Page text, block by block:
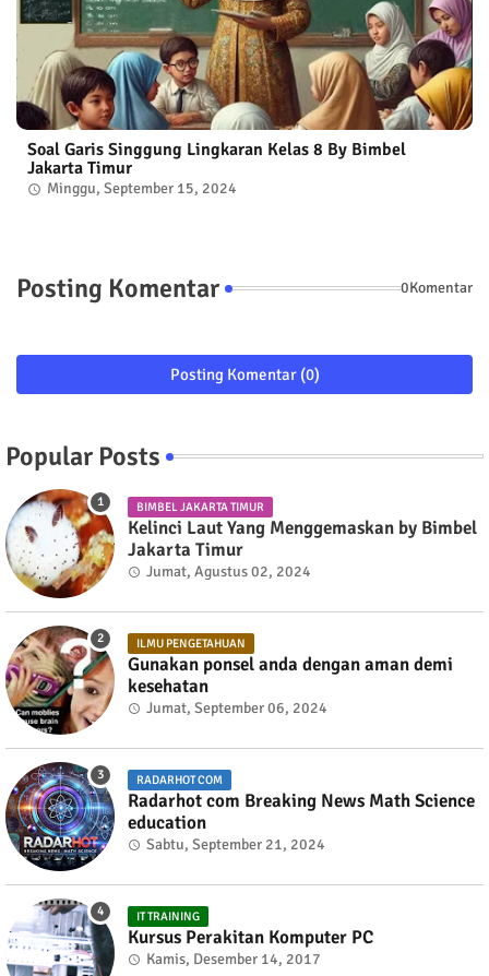
Soal Garis Singgung Lingkaran Kelas 8 By Bimbel
Jakarta Timur
Minggu, September 15, 2024
Posting Komentar 0Komentar
Posting Komentar (0)
Popular Posts
BIMBEL JAKARTA TIMUR
Kelinci Laut Yang Menggemaskan by Bimbel
Jakarta Timur
Jumat, Agustus 02, 2024
ILMU PENGETAHUAN
Gunakan ponsel anda dengan aman demi
kesehatan
Jumat, September 06, 2024
RADARHOT COM
Radarhot com Breaking News Math Science
education
Sabtu, September 21, 2024
IT TRAINING
Kursus Perakitan Komputer PC
Kamis, Desember 14, 2017